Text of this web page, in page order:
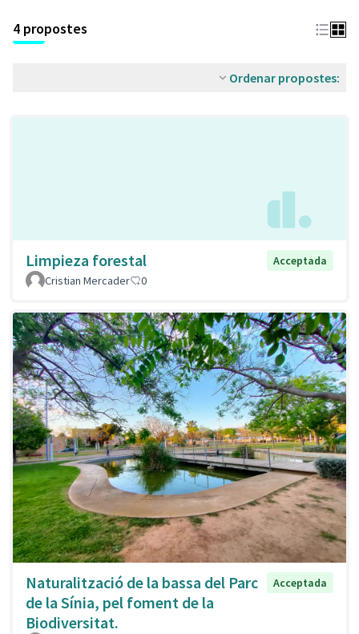
4 propostes
Ordenar propostes:
Limpieza forestal
Acceptada
Cristian Mercader
0
Naturalització de la bassa del Parc
de la Sínia, pel foment de la
Biodiversitat.
Acceptada